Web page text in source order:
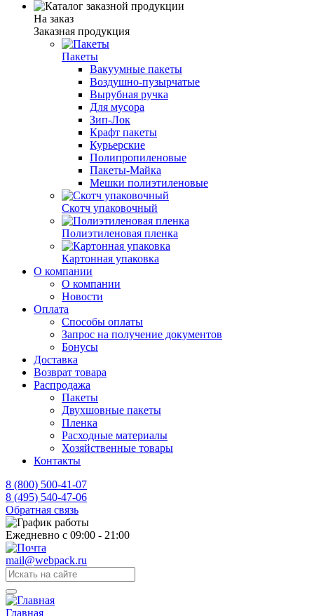
На заказ
Заказная продукция
Пакеты
Вакуумные пакеты
Воздушно-пузырчатые
Вырубная ручка
Для мусора
Зип-Лок
Крафт пакеты
Курьерские
Полипропиленовые
Пакеты-Майка
Мешки полиэтиленовые
Скотч упаковочный
Полиэтиленовая пленка
Картонная упаковка
О компании
О компании
Новости
Оплата
Способы оплаты
Запрос на получение документов
Бонусы
Доставка
Возврат товара
Распродажа
Пакеты
Двухшовные пакеты
Пленка
Расходные материалы
Хозяйственные товары
Контакты
8 (800) 500-41-07
8 (495) 540-47-06
Обратная связь
Ежедневно с 09:00 - 21:00
mail@webpack.ru
Главная